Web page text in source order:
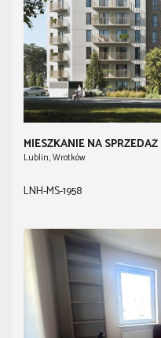
MIESZKANIE NA SPRZEDAŻ
Lublin, Wrotków
LNH-MS-1958